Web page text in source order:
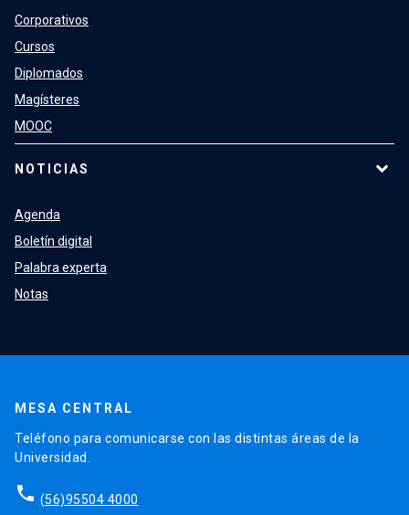
Corporativos
Cursos
Diplomados
Magísteres
MOOC
NOTICIAS
Agenda
Boletín digital
Palabra experta
Notas
MESA CENTRAL
Teléfono para comunicarse con las distintas áreas de la
Universidad.
phone (56)95504 4000